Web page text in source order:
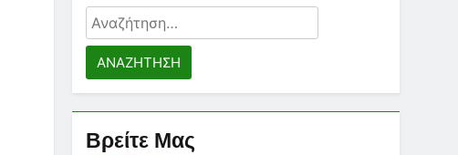
Αναζήτηση
για:
Βρείτε Μας